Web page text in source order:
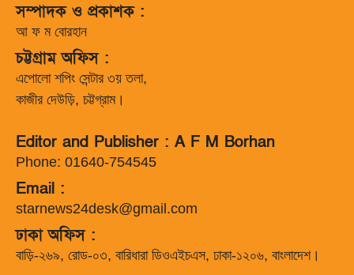
সম্পাদক ও প্রকাশক :
আ ফ ম বোরহান
চট্টগ্রাম অফিস :
এপোলো শপিং সেন্টার ৩য় তলা,
কাজীর দেউড়ি, চট্টগ্রাম।
Editor and Publisher : A F M Borhan
Phone: 01640-754545
Email :
starnews24desk@gmail.com
ঢাকা অফিস :
বাড়ি-২৬৯, রোড-০৩, বারিধারা ডিওএইচএস, ঢাকা-১২০৬, বাংলাদেশ।